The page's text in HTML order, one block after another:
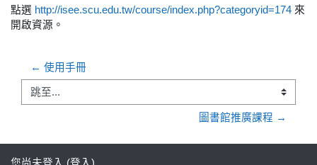
點選 http://isee.scu.edu.tw/course/index.php?categoryid=174 來
開啟資源。
← 使用手冊
跳至...
圖書館推廣課程 →
您尚未登入 (登入 )